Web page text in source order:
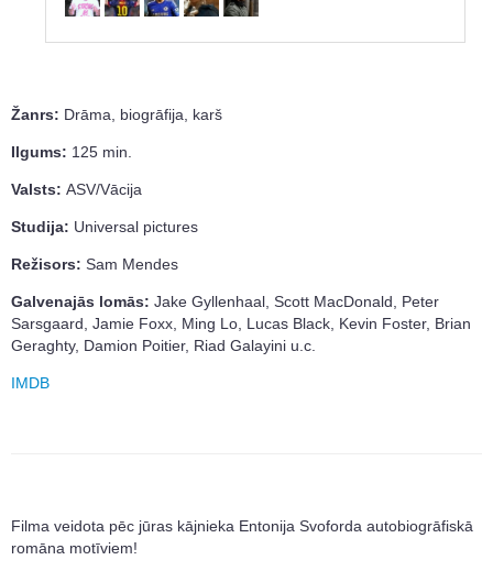
Žanrs: Drāma, biogrāfija, karš
Ilgums: 125 min.
Valsts: ASV/Vācija
Studija: Universal pictures
Režisors: Sam Mendes
Galvenajās lomās: Jake Gyllenhaal, Scott MacDonald, Peter
Sarsgaard, Jamie Foxx, Ming Lo, Lucas Black, Kevin Foster, Brian
Geraghty, Damion Poitier, Riad Galayini u.c.
IMDB
Filma veidota pēc jūras kājnieka Entonija Svoforda autobiogrāfiskā
romāna motīviem!